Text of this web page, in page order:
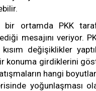
bir ortamda PKK
mesajını veriyor.
değişiklikler
konuma girdiklerini
hangi
yoğunlaşması